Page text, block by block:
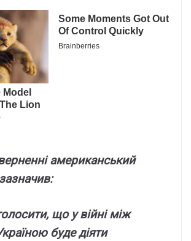
aмepикaнcький
що y війні між
бyдe діяти